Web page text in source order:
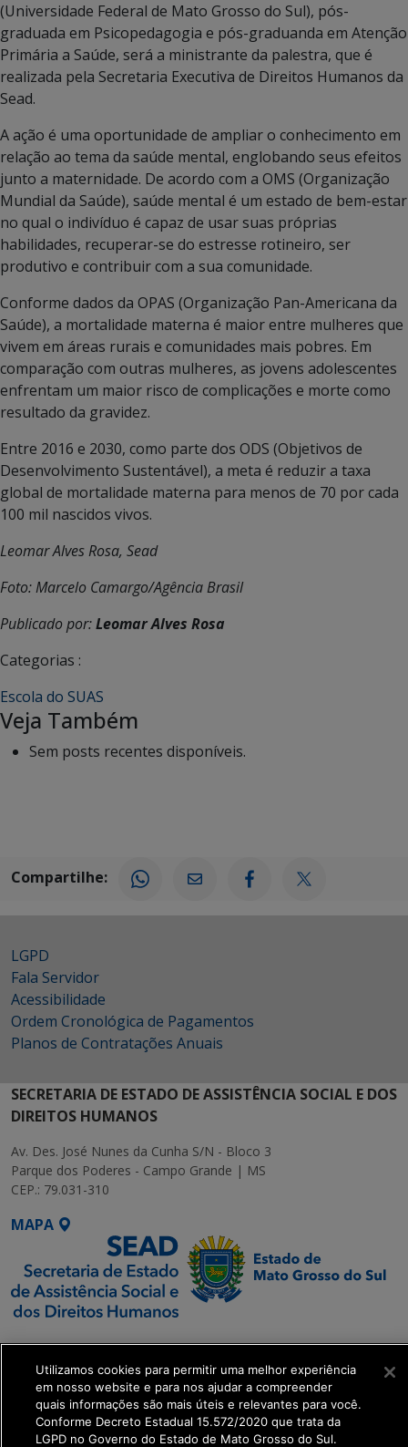
(Universidade Federal de Mato Grosso do Sul), pós-
graduada em Psicopedagogia e pós-graduanda em Atenção
Primária a Saúde, será a ministrante da palestra, que é
realizada pela Secretaria Executiva de Direitos Humanos da
Sead.
A ação é uma oportunidade de ampliar o conhecimento em
relação ao tema da saúde mental, englobando seus efeitos
junto a maternidade. De acordo com a OMS (Organização
Mundial da Saúde), saúde mental é um estado de bem-estar
no qual o indivíduo é capaz de usar suas próprias
habilidades, recuperar-se do estresse rotineiro, ser
produtivo e contribuir com a sua comunidade.
Conforme dados da OPAS (Organização Pan-Americana da
Saúde), a mortalidade materna é maior entre mulheres que
vivem em áreas rurais e comunidades mais pobres. Em
comparação com outras mulheres, as jovens adolescentes
enfrentam um maior risco de complicações e morte como
resultado da gravidez.
Entre 2016 e 2030, como parte dos ODS (Objetivos de
Desenvolvimento Sustentável), a meta é reduzir a taxa
global de mortalidade materna para menos de 70 por cada
100 mil nascidos vivos.
Leomar Alves Rosa, Sead
Foto: Marcelo Camargo/Agência Brasil
Publicado por:Leomar Alves Rosa
Categorias :
Escola do SUAS
Veja Também
Sem posts recentes disponíveis.
Compartilhe:
LGPD
Fala Servidor
Acessibilidade
Ordem Cronológica de Pagamentos
Planos de Contratações Anuais
SECRETARIA DE ESTADO DE ASSISTÊNCIA SOCIAL E DOS
DIREITOS HUMANOS
Av. Des. José Nunes da Cunha S/N - Bloco 3
Parque dos Poderes - Campo Grande | MS
CEP.: 79.031-310
MAPA
SETDIG | Secretaria-
Executiva de
Transformação Digital
get_footer();
Utilizamos cookies para permitir uma melhor experiência
em nosso website e para nos ajudar a compreender
quais informações são mais úteis e relevantes para você.
Conforme Decreto Estadual 15.572/2020 que trata da
LGPD no Governo do Estado de Mato Grosso do Sul.